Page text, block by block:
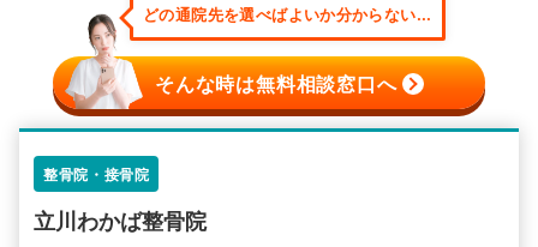
どの通院先を選べばよいか分からない...
そんな時は無料相談窓口へ
整骨院・接骨院
立川わかば整骨院